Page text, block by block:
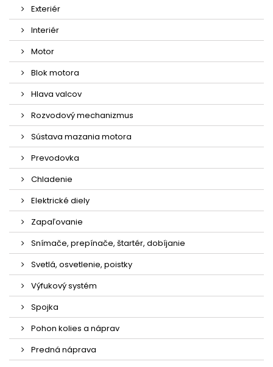
Exteriér
Interiér
Motor
Blok motora
Hlava valcov
Rozvodový mechanizmus
Sústava mazania motora
Prevodovka
Chladenie
Elektrické diely
Zapaľovanie
Snímače, prepínače, štartér, dobíjanie
Svetlá, osvetlenie, poistky
Výfukový systém
Spojka
Pohon kolies a náprav
Predná náprava